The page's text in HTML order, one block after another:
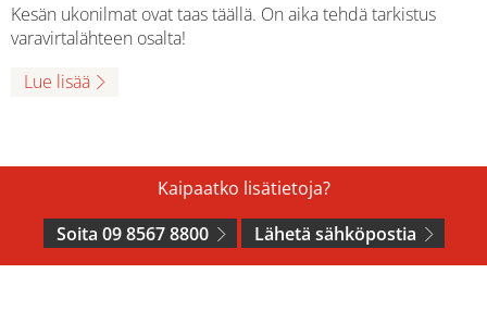
Kesän ukonilmat ovat taas täällä. On aika tehdä tarkistus
varavirtalähteen osalta!
Lue lisää
Kaipaatko lisätietoja?
Soita 09 8567 8800
Lähetä sähköpostia